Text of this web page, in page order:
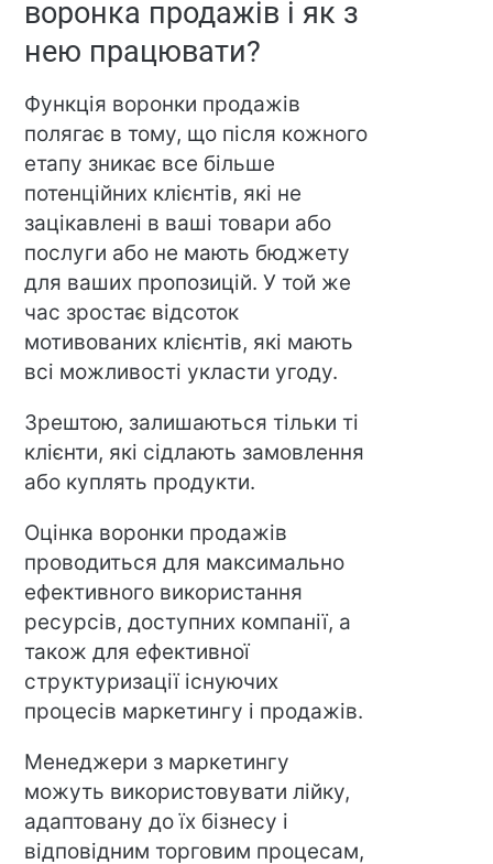
воронка продажів і як з
нею працювати?
Функція воронки продажів
полягає в тому, що після кожного
етапу зникає все більше
потенційних клієнтів, які не
зацікавлені в ваші товари або
послуги або не мають бюджету
для ваших пропозицій. У той же
час зростає відсоток
мотивованих клієнтів, які мають
всі можливості укласти угоду.
Зрештою, залишаються тільки ті
клієнти, які сідлають замовлення
або куплять продукти.
Оцінка воронки продажів
проводиться для максимально
ефективного використання
ресурсів, доступних компанії, а
також для ефективної
структуризації існуючих
процесів маркетингу і продажів.
Менеджери з маркетингу
можуть використовувати лійку,
адаптовану до їх бізнесу і
відповідним торговим процесам,